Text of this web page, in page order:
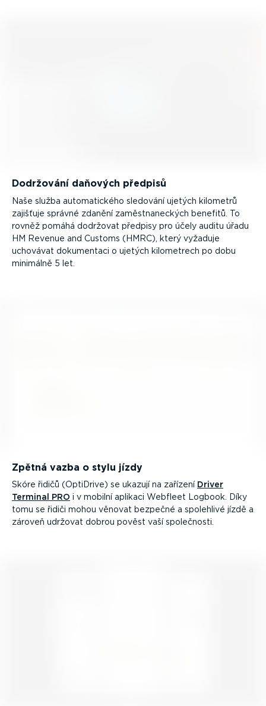
Dodržování daňových předpisů
Naše služba automa­tického sledování ujetých kilometrů
zajišťuje správné zdanění zaměst­na­neckých benefitů. To
rovněž pomáhá dodržovat předpisy pro účely auditu úřadu
HM Revenue and Customs (HMRC), který vyžaduje
uchovávat dokumentaci o ujetých kilometrech po dobu
minimálně 5 let.
Zpětná vazba o stylu jízdy
Skóre řidičů (OptiDrive) se ukazují na zařízení Driver
Terminal PRO i v mobilní aplikaci Webfleet Logbook. Díky
tomu se řidiči mohou věnovat bezpečné a spolehlivé jízdě a
zároveň udržovat dobrou pověst vaší společnosti.